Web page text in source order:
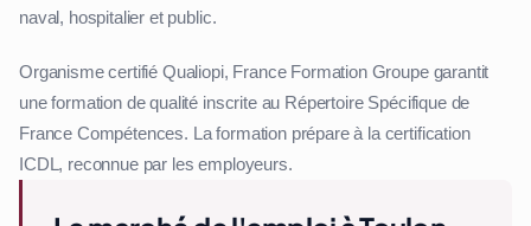
naval, hospitalier et public.
Organisme certifié Qualiopi, France Formation Groupe garantit
une formation de qualité inscrite au Répertoire Spécifique de
France Compétences. La formation prépare à la certification
ICDL, reconnue par les employeurs.